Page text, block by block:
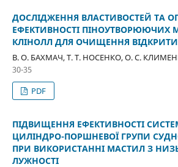
ДОСЛІДЖЕННЯ ВЛАСТИВОСТЕЙ ТА
ЕФЕКТИВНОСТІ ПІНОУТВОРЮЮЧИХ
КЛІНОЛЛ ДЛЯ ОЧИЩЕННЯ
В. О. БАХМАЧ, Т. Т. НОСЕНКО, О. С.
30-35
PDF
ПІДВИЩЕННЯ ЕФЕКТИВНОСТІ
ЦИЛІНДРО-ПОРШНЕВОЇ ГРУПИ
ПРИ ВИКОРИСТАННІ МАСТИЛ З
ЛУЖНОСТІ